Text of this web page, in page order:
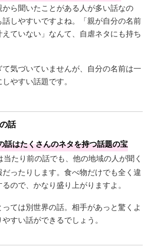
ら聞いたことがある人が多い話なの
しやすいですよね。「親が自分の名前
ていない」なんて、自虐ネタにも持ち
気づいていませんが、自分の名前は一
やすい話題です。
話
話はたくさんのネタを持つ話題の宝
当たり前の話でも、他の地域の人が聞く
ったりします。食べ物だけでも全く違
ので、かなり盛り上がりますよ。
ては別世界の話。相手があっと驚くよ
すい話ができるでしょう。